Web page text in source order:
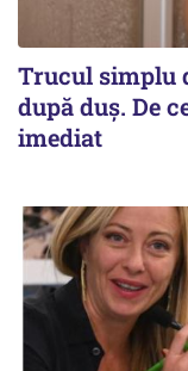
Trucul simplu
după duș. De
imediat